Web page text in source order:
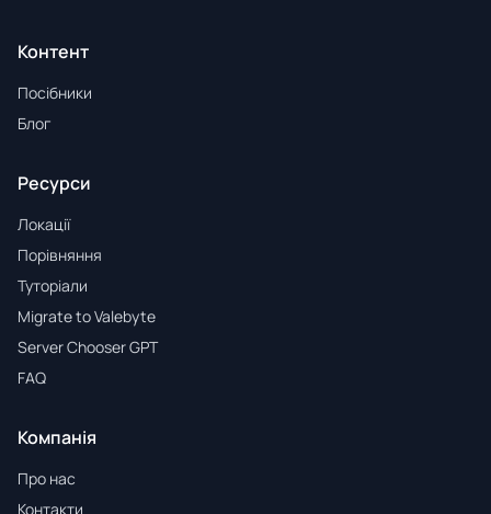
Контент
Посібники
Блог
Ресурси
Локації
Порівняння
Туторіали
Migrate to Valebyte
Server Chooser GPT
FAQ
Компанія
Про нас
Контакти